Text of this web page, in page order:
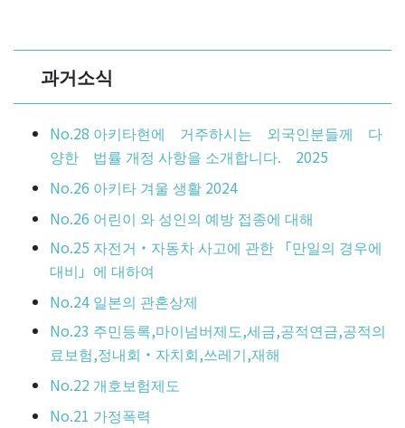
과거소식
No.28 아키타현에 거주하시는 외국인분들께 다
양한 법률 개정 사항을 소개합니다. 2025
No.26 아키타 겨울 생활 2024
No.26 어린이 와 성인의 예방 접종에 대해
No.25 자전거・자동차 사고에 관한 「만일의 경우에
대비」에 대하여
No.24 일본의 관혼상제
No.23 주민등록,마이넘버제도,세금,공적연금,공적의
료보험,정내회・자치회,쓰레기,재해
No.22 개호보험제도
No.21 가정폭력